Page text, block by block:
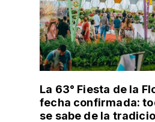
La 63° Fiesta de la
fecha confirmada:
se sabe de la